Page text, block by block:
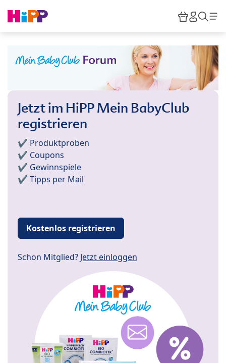
HiPP
Jetzt im HiPP Mein BabyClub
registrieren
✔️ Produktproben
✔️ Coupons
✔️ Gewinnspiele
✔️ Tipps per Mail
Kostenlos registrieren
Schon Mitglied? Jetzt einloggen